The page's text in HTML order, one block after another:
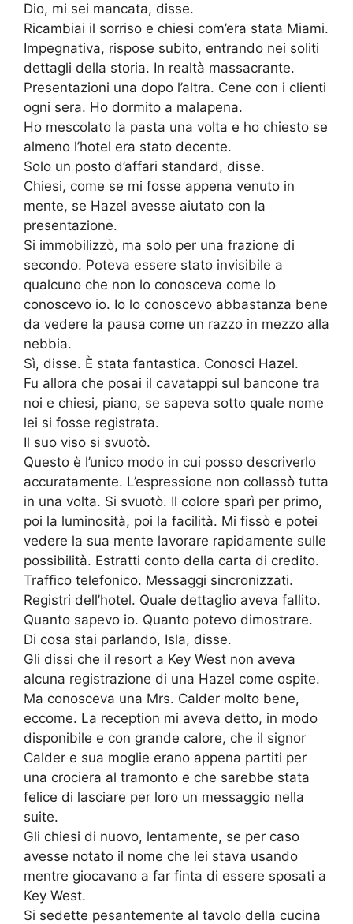
Dio, mi sei mancata, disse.
Ricambiai il sorriso e chiesi com’era stata Miami.
Impegnativa, rispose subito, entrando nei soliti
dettagli della storia. In realtà massacrante.
Presentazioni una dopo l’altra. Cene con i clienti
ogni sera. Ho dormito a malapena.
Ho mescolato la pasta una volta e ho chiesto se
almeno l’hotel era stato decente.
Solo un posto d’affari standard, disse.
Chiesi, come se mi fosse appena venuto in
mente, se Hazel avesse aiutato con la
presentazione.
Si immobilizzò, ma solo per una frazione di
secondo. Poteva essere stato invisibile a
qualcuno che non lo conosceva come lo
conoscevo io. Io lo conoscevo abbastanza bene
da vedere la pausa come un razzo in mezzo alla
nebbia.
Sì, disse. È stata fantastica. Conosci Hazel.
Fu allora che posai il cavatappi sul bancone tra
noi e chiesi, piano, se sapeva sotto quale nome
lei si fosse registrata.
Il suo viso si svuotò.
Questo è l’unico modo in cui posso descriverlo
accuratamente. L’espressione non collassò tutta
in una volta. Si svuotò. Il colore sparì per primo,
poi la luminosità, poi la facilità. Mi fissò e potei
vedere la sua mente lavorare rapidamente sulle
possibilità. Estratti conto della carta di credito.
Traffico telefonico. Messaggi sincronizzati.
Registri dell’hotel. Quale dettaglio aveva fallito.
Quanto sapevo io. Quanto potevo dimostrare.
Di cosa stai parlando, Isla, disse.
Gli dissi che il resort a Key West non aveva
alcuna registrazione di una Hazel come ospite.
Ma conosceva una Mrs. Calder molto bene,
eccome. La reception mi aveva detto, in modo
disponibile e con grande calore, che il signor
Calder e sua moglie erano appena partiti per
una crociera al tramonto e che sarebbe stata
felice di lasciare per loro un messaggio nella
suite.
Gli chiesi di nuovo, lentamente, se per caso
avesse notato il nome che lei stava usando
mentre giocavano a far finta di essere sposati a
Key West.
Si sedette pesantemente al tavolo della cucina